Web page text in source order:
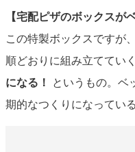
【宅配ピザのボックスが
この特製ボックスですが
順どおりに組み立てていく
になる！ というもの。ベ
期的なつくりになっている